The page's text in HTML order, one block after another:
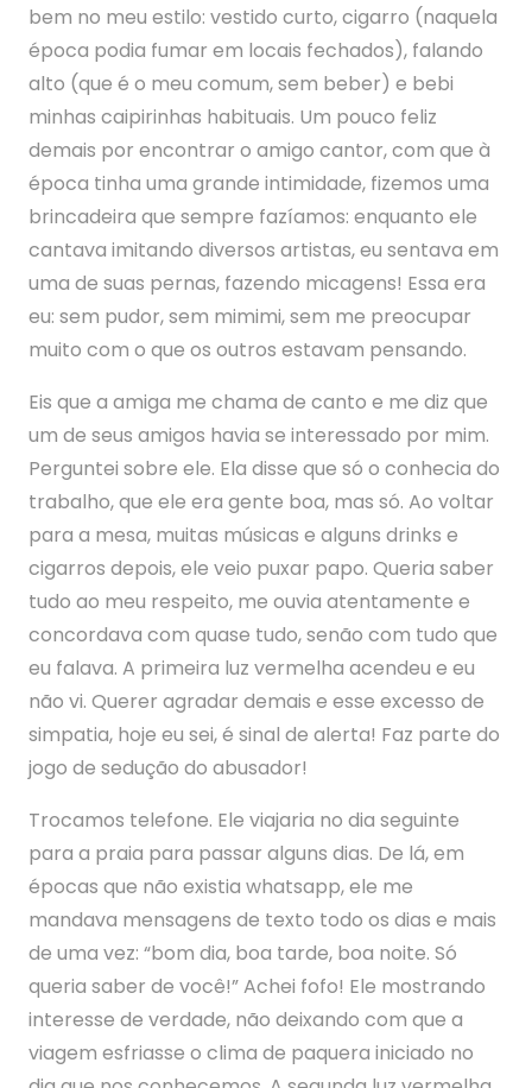
bem no meu estilo: vestido curto, cigarro (naquela
época podia fumar em locais fechados), falando
alto (que é o meu comum, sem beber) e bebi
minhas caipirinhas habituais. Um pouco feliz
demais por encontrar o amigo cantor, com que à
época tinha uma grande intimidade, fizemos uma
brincadeira que sempre fazíamos: enquanto ele
cantava imitando diversos artistas, eu sentava em
uma de suas pernas, fazendo micagens! Essa era
eu: sem pudor, sem mimimi, sem me preocupar
muito com o que os outros estavam pensando.
Eis que a amiga me chama de canto e me diz que
um de seus amigos havia se interessado por mim.
Perguntei sobre ele. Ela disse que só o conhecia do
trabalho, que ele era gente boa, mas só. Ao voltar
para a mesa, muitas músicas e alguns drinks e
cigarros depois, ele veio puxar papo. Queria saber
tudo ao meu respeito, me ouvia atentamente e
concordava com quase tudo, senão com tudo que
eu falava. A primeira luz vermelha acendeu e eu
não vi. Querer agradar demais e esse excesso de
simpatia, hoje eu sei, é sinal de alerta! Faz parte do
jogo de sedução do abusador!
Trocamos telefone. Ele viajaria no dia seguinte
para a praia para passar alguns dias. De lá, em
épocas que não existia whatsapp, ele me
mandava mensagens de texto todo os dias e mais
de uma vez: “bom dia, boa tarde, boa noite. Só
queria saber de você!” Achei fofo! Ele mostrando
interesse de verdade, não deixando com que a
viagem esfriasse o clima de paquera iniciado no